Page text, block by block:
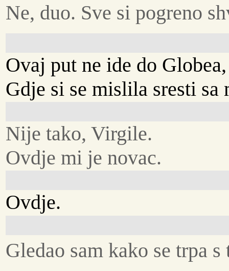
Ne, duo. Sve si pogreno
Ovaj put ne ide do
Gdje si se mislila sresti sa
Nije tako, Virgile.
Ovdje mi je novac.
Ovdje.
Gledao sam kako se trpa